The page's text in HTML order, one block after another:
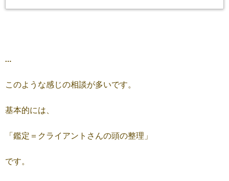
…
このような感じの相談が多いです。
基本的には、
「鑑定＝クライアントさんの頭の整理」
です。